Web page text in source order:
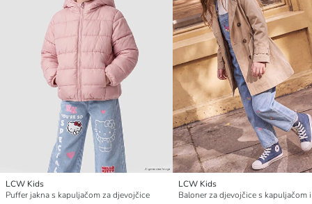
LCW Kids
Puffer jakna s kapuljačom za djevojčice
LCW Kids